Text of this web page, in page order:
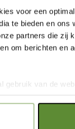
voor een
te bieden en ons
partners die zij
om berichten en
van de
noodzakelijke